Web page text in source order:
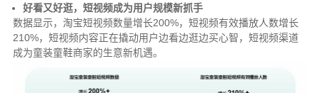
好看又好逛，短视频成为用户规模新抓手
数据显示，淘宝短视频数量增长200%，短视频有效播放人数增长
210%，短视频内容正在撬动用户边看边逛边买心智，短视频渠道
成为童装童鞋商家的生意新机遇。